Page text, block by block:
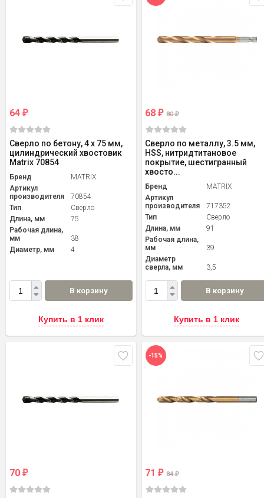
64 ₽
Сверло по бетону, 4 х 75 мм,
цилиндрический хвостовик
Matrix 70854
Бренд
MATRIX
Артикул
производителя
70854
Тип
Сверло
Длина, мм
75
Рабочая длина,
мм
38
Диаметр, мм
4
В корзину
Купить в 1 клик
68₽ 80₽
Сверло по металлу, 3.5 мм,
HSS, нитридтитановое
покрытие, шестигранный
хвосто...
Бренд
MATRIX
Артикул
производителя
717352
Тип
Сверло
Длина, мм
91
Рабочая длина,
мм
39
Диаметр
сверла, мм
3,5
В корзину
Купить в 1 клик
70 ₽
-15%
71₽ 84₽